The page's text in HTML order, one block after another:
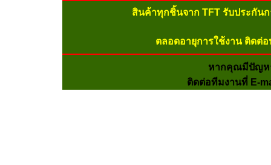
สินค้าทุกชิ้นจาก TFT รับประกัน
ตลอดอายุการใช้งาน ติดต่
หากคุณมีปัญห
ติดต่อทีมงานที่ E-